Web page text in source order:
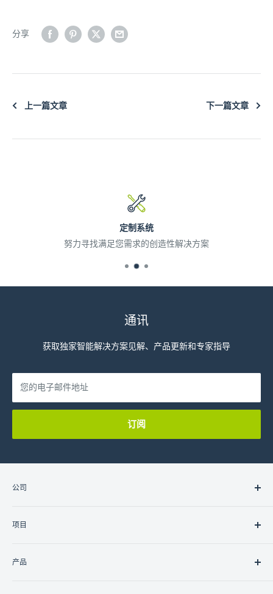
分享
上一篇文章 下一篇文章
定制系统
努力寻找满足您需求的创造性解决方案
通讯
获取独家智能解决方案见解、产品更新和专家指导
您的电子邮件地址
订阅
公司
联系我们
项目
商业的
产品